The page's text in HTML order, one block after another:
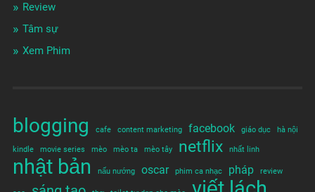
Review
Tâm sự
Xem Phim
blogging cafe content marketing facebook giáo dục hà nội
kindle movie series mèo mèo ta mèo tây netflix nhất linh
nhật bản nấu nướng oscar phim ca nhạc pháp review